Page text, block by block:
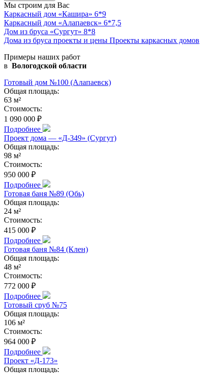
Мы строим для Вас
Каркасный дом «Кашира» 6*9
Каркасный дом «Алапаевск» 6*7,5
Дом из бруса «Сургут» 8*8
Дома из бруса проекты и цены Проекты каркасных домов
Примеры наших работ
в Вологодской области
Готовый дом №100 (Алапаевск)
Общая площадь:
63 м²
Стоимость:
1 090 000 ₽
Подробнее
Проект дома — «Д-349» (Сургут)
Общая площадь:
98 м²
Стоимость:
950 000 ₽
Подробнее
Готовая баня №89 (Обь)
Общая площадь:
24 м²
Стоимость:
415 000 ₽
Подробнее
Готовая баня №84 (Клен)
Общая площадь:
48 м²
Стоимость:
772 000 ₽
Подробнее
Готовый сруб №75
Общая площадь:
106 м²
Стоимость:
964 000 ₽
Подробнее
Проект «Д-173»
Общая площадь: